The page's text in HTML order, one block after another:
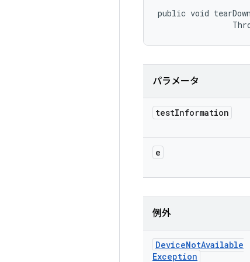
public void
パラメータ
testInformation
e
例外
DeviceNotAvailable
Exception